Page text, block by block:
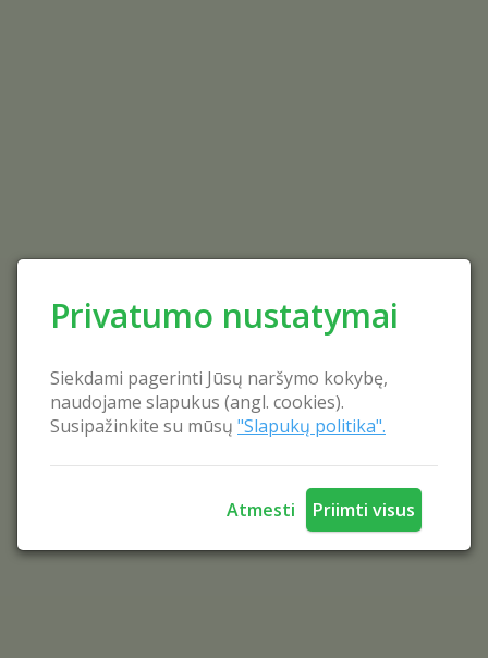
Privatumo nustatymai
Siekdami pagerinti Jūsų naršymo kokybę,
naudojame slapukus (angl. cookies).
Susipažinkite su mūsų "Slapukų politika".
Atmesti Priimti visus